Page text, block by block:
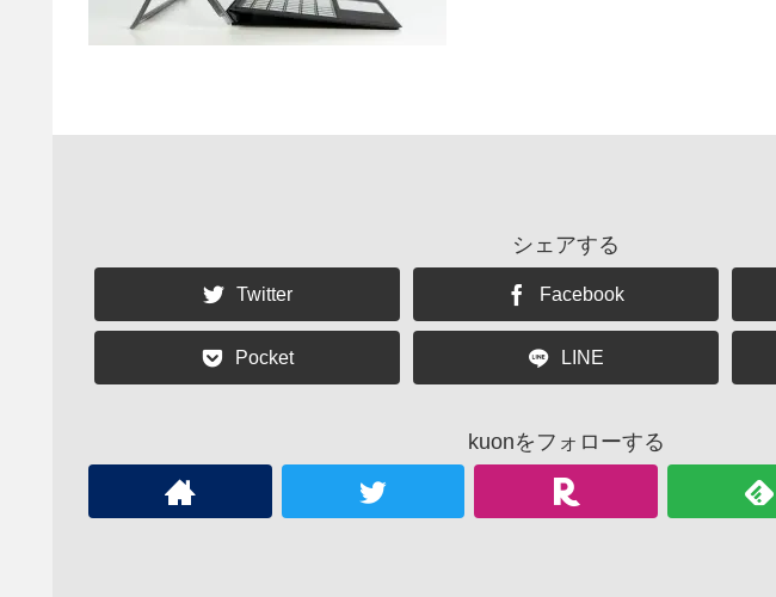
シェアする
Twitter Facebook
Pocket LINE
kuonをフォローする